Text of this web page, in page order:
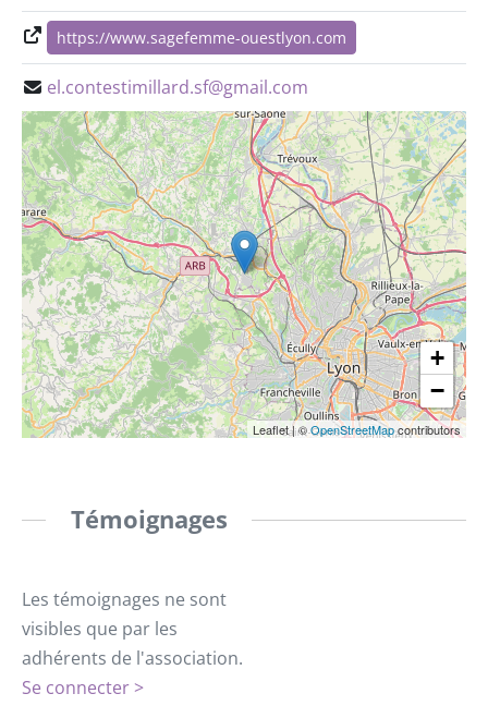
https://www.sagefemme-ouestlyon.com
el.contestimillard.sf@gmail.com
+
−
Leaflet|©OpenStreetMapcontributors
Témoignages
Les témoignages ne sont
visibles que par les
adhérents de l'association.
Se connecter >